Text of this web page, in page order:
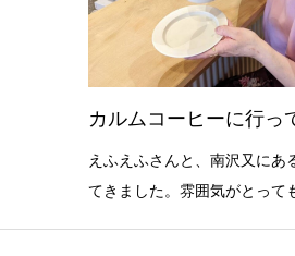
カルムコーヒーに行っ
えふえふさんと、南沢又にあ
てきました。雰囲気がとって